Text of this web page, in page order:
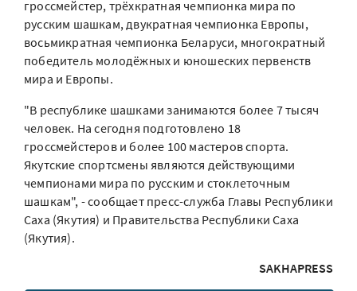
гроссмейстер, трёхкратная чемпионка мира по
русским шашкам, двукратная чемпионка Европы,
восьмикратная чемпионка Беларуси, многократный
победитель молодёжных и юношеских первенств
мира и Европы.
"В республике шашками занимаются более 7 тысяч
человек. На сегодня подготовлено 18
гроссмейстеров и более 100 мастеров спорта.
Якутские спортсмены являются действующими
чемпионами мира по русским и стоклеточным
шашкам", - сообщает пресс-служба Главы Республики
Саха (Якутия) и Правительства Республики Саха
(Якутия).
SAKHAPRESS